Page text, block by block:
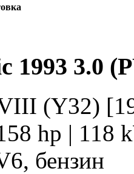
1993 3.0
(Y32)
hp | 118
бензин